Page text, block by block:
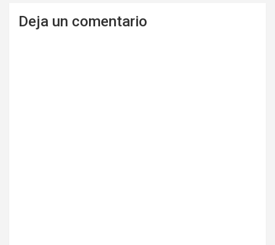
Deja un comentario